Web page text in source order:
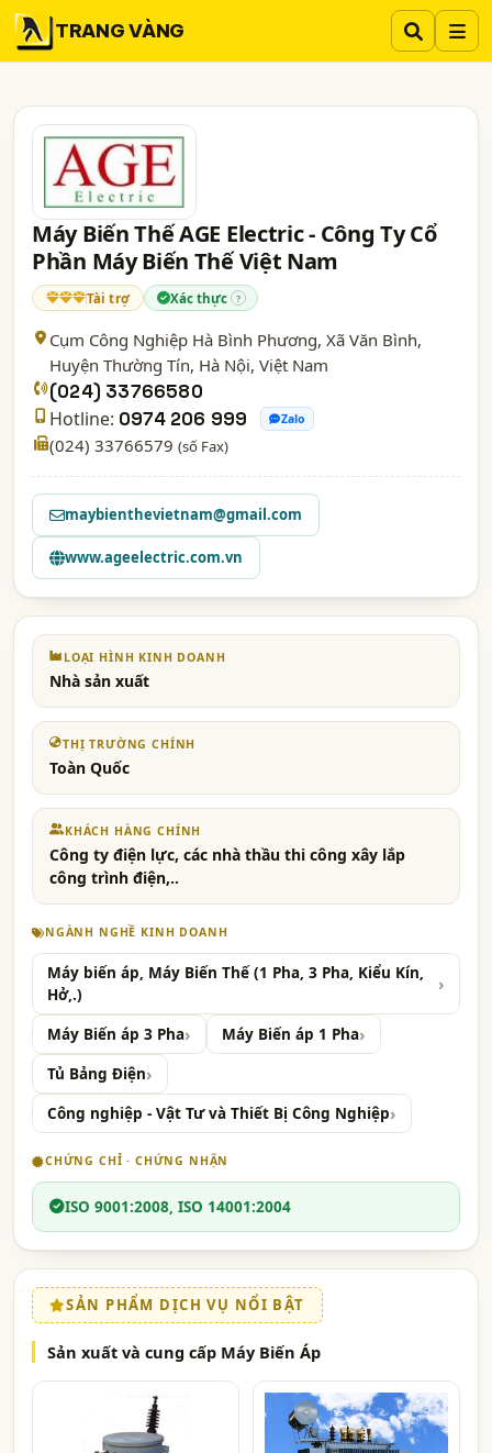
TRANG VÀNG
Máy Biến Thế AGE Electric - Công Ty Cổ
Phần Máy Biến Thế Việt Nam
Tài trợ Xác thực ?
Cụm Công Nghiệp Hà Bình Phương, Xã Văn Bình,
Huyện Thường Tín, Hà Nội, Việt Nam
(024) 33766580
Hotline: 0974 206 999 Zalo
(024) 33766579 (số Fax)
maybienthevietnam@gmail.com
www.ageelectric.com.vn
LOẠI HÌNH KINH DOANH
Nhà sản xuất
THỊ TRƯỜNG CHÍNH
Toàn Quốc
KHÁCH HÀNG CHÍNH
Công ty điện lực, các nhà thầu thi công xây lắp
công trình điện,..
NGÀNH NGHỀ KINH DOANH
Máy biến áp, Máy Biến Thế (1 Pha, 3 Pha, Kiểu Kín,
Hở,.)
Máy Biến áp 3 Pha
Máy Biến áp 1 Pha
Tủ Bảng Điện
Công nghiệp - Vật Tư và Thiết Bị Công Nghiệp
CHỨNG CHỈ · CHỨNG NHẬN
ISO 9001:2008, ISO 14001:2004
SẢN PHẨM DỊCH VỤ NỔI BẬT
Sản xuất và cung cấp Máy Biến Áp